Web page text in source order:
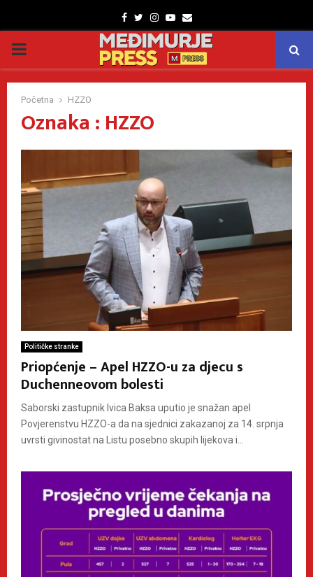
Facebook
TwitterInstagram
Youtube
Email
PRIMARY
MENU
Početna HZZO
Oznaka : HZZO
Političke stranke
Priopćenje – Apel HZZO-u za djecu s
Duchenneovom bolesti
Saborski zastupnik Ivica Baksa uputio je snažan apel
Povjerenstvu HZZO-a da na sjednici zakazanoj za 14. srpnja
uvrsti givinostat na Listu posebno skupih lijekova i...